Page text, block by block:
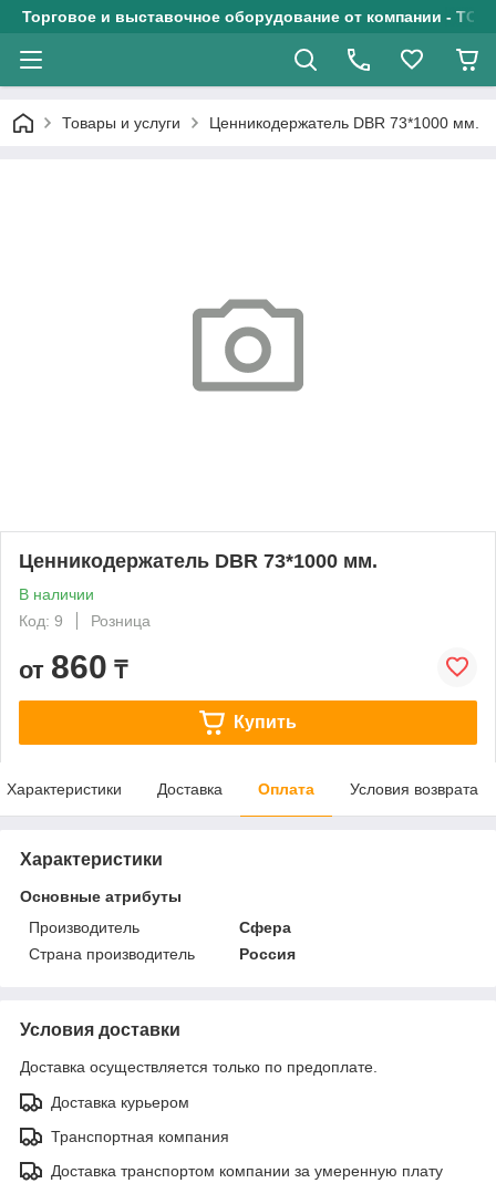
Торговое и выставочное оборудование от компании - ТОО
Товары и услуги Ценникодержатель DBR 73*1000 мм.
Ценникодержатель DBR 73*1000 мм.
В наличии
Код: 9
Розница
от 860 ₸
Купить
Характеристики Доставка Оплата Условия возврата
Характеристики
Основные атрибуты
Производитель
Сфера
Страна производитель
Россия
Условия доставки
Доставка осуществляется только по предоплате.
Доставка курьером
Транспортная компания
Доставка транспортом компании за умеренную плату